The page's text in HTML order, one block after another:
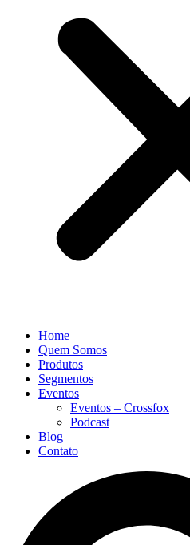
Home
Quem Somos
Produtos
Segmentos
Eventos
Eventos – Crossfox
Podcast
Blog
Contato